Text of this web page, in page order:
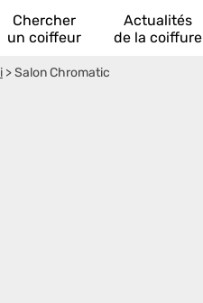
Chercher
un coiffeur
Actualités
de la coiffure
>Salon Chromatic